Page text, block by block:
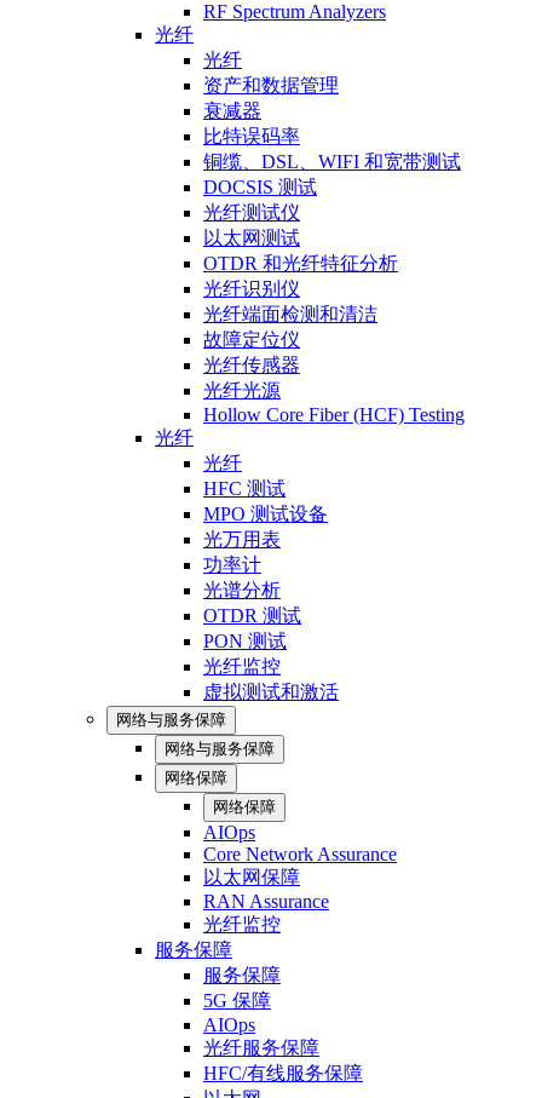
RF Spectrum Analyzers
光纤
光纤
资产和数据管理
衰减器
比特误码率
铜缆、DSL、WIFI 和宽带测试
DOCSIS 测试
光纤测试仪
以太网测试
OTDR 和光纤特征分析
光纤识别仪
光纤端面检测和清洁
故障定位仪
光纤传感器
光纤光源
Hollow Core Fiber (HCF) Testing
光纤
光纤
HFC 测试
MPO 测试设备
光万用表
功率计
光谱分析
OTDR 测试
PON 测试
光纤监控
虚拟测试和激活
网络与服务保障
网络与服务保障
网络保障
网络保障
AIOps
Core Network Assurance
以太网保障
RAN Assurance
光纤监控
服务保障
服务保障
5G 保障
AIOps
光纤服务保障
HFC/有线服务保障